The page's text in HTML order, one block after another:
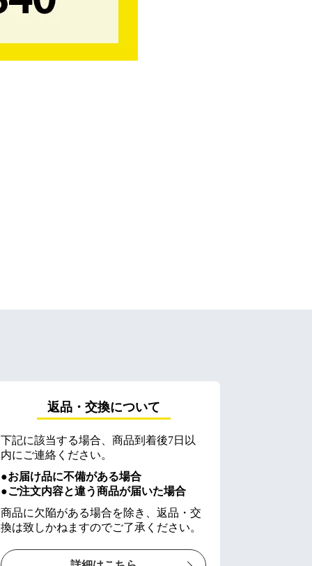
返品・交換について
下記に該当する場合、商品到着後7日以
内にご連絡ください。
●お届け品に不備がある場合
●ご注文内容と違う商品が届いた場合
商品に欠陥がある場合を除き、返品・交
換は致しかねますのでご了承ください。